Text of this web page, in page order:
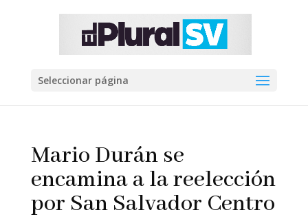
Seleccionar página
Mario Durán se
encamina a la reelección
por San Salvador Centro